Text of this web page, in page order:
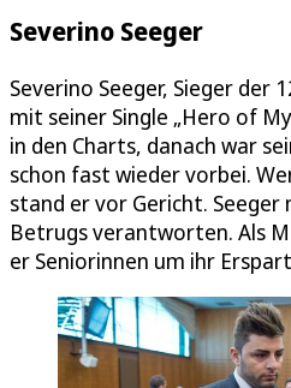
Severino Seeger
Severino Seeger, Sieger der
mit seiner Single „Hero of
in den Charts, danach war
schon fast wieder vorbei.
stand er vor Gericht. Seeger
Betrugs verantworten. Als
er Seniorinnen um ihr